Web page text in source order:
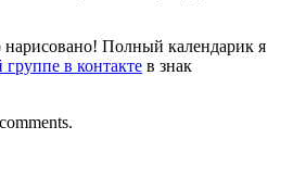
нарисовано! Полный календарик я
в контакте в знак